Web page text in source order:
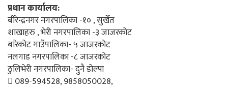
प्रधान कार्यालय:
बीरेन्द्रनगर नगरपालिका -१० , सुर्खेत
शाखाहरु , भेरी नगरपालिका -३ जाजरकोट
बारेकोट गाउँपालिका- ५ जाजरकोट
नलगाड नगरपालिका -८ जाजरकोट
ठुलिभेरी नगरपालिका- दुनै डोल्पा
089-594528, 9858050028,